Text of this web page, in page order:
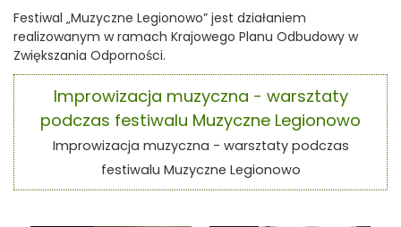
Festiwal „Muzyczne Legionowo” jest działaniem
realizowanym w ramach Krajowego Planu Odbudowy w
Zwiększania Odporności.
Improwizacja muzyczna - warsztaty
podczas festiwalu Muzyczne Legionowo
Improwizacja muzyczna - warsztaty podczas
festiwalu Muzyczne Legionowo